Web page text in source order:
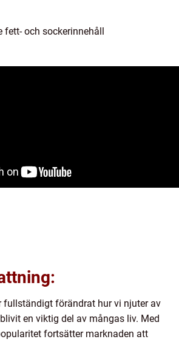
fett- och sockerinnehåll
fullständigt förändrat hur vi njuter av
en viktig del av mångas liv. Med
fortsätter marknaden att